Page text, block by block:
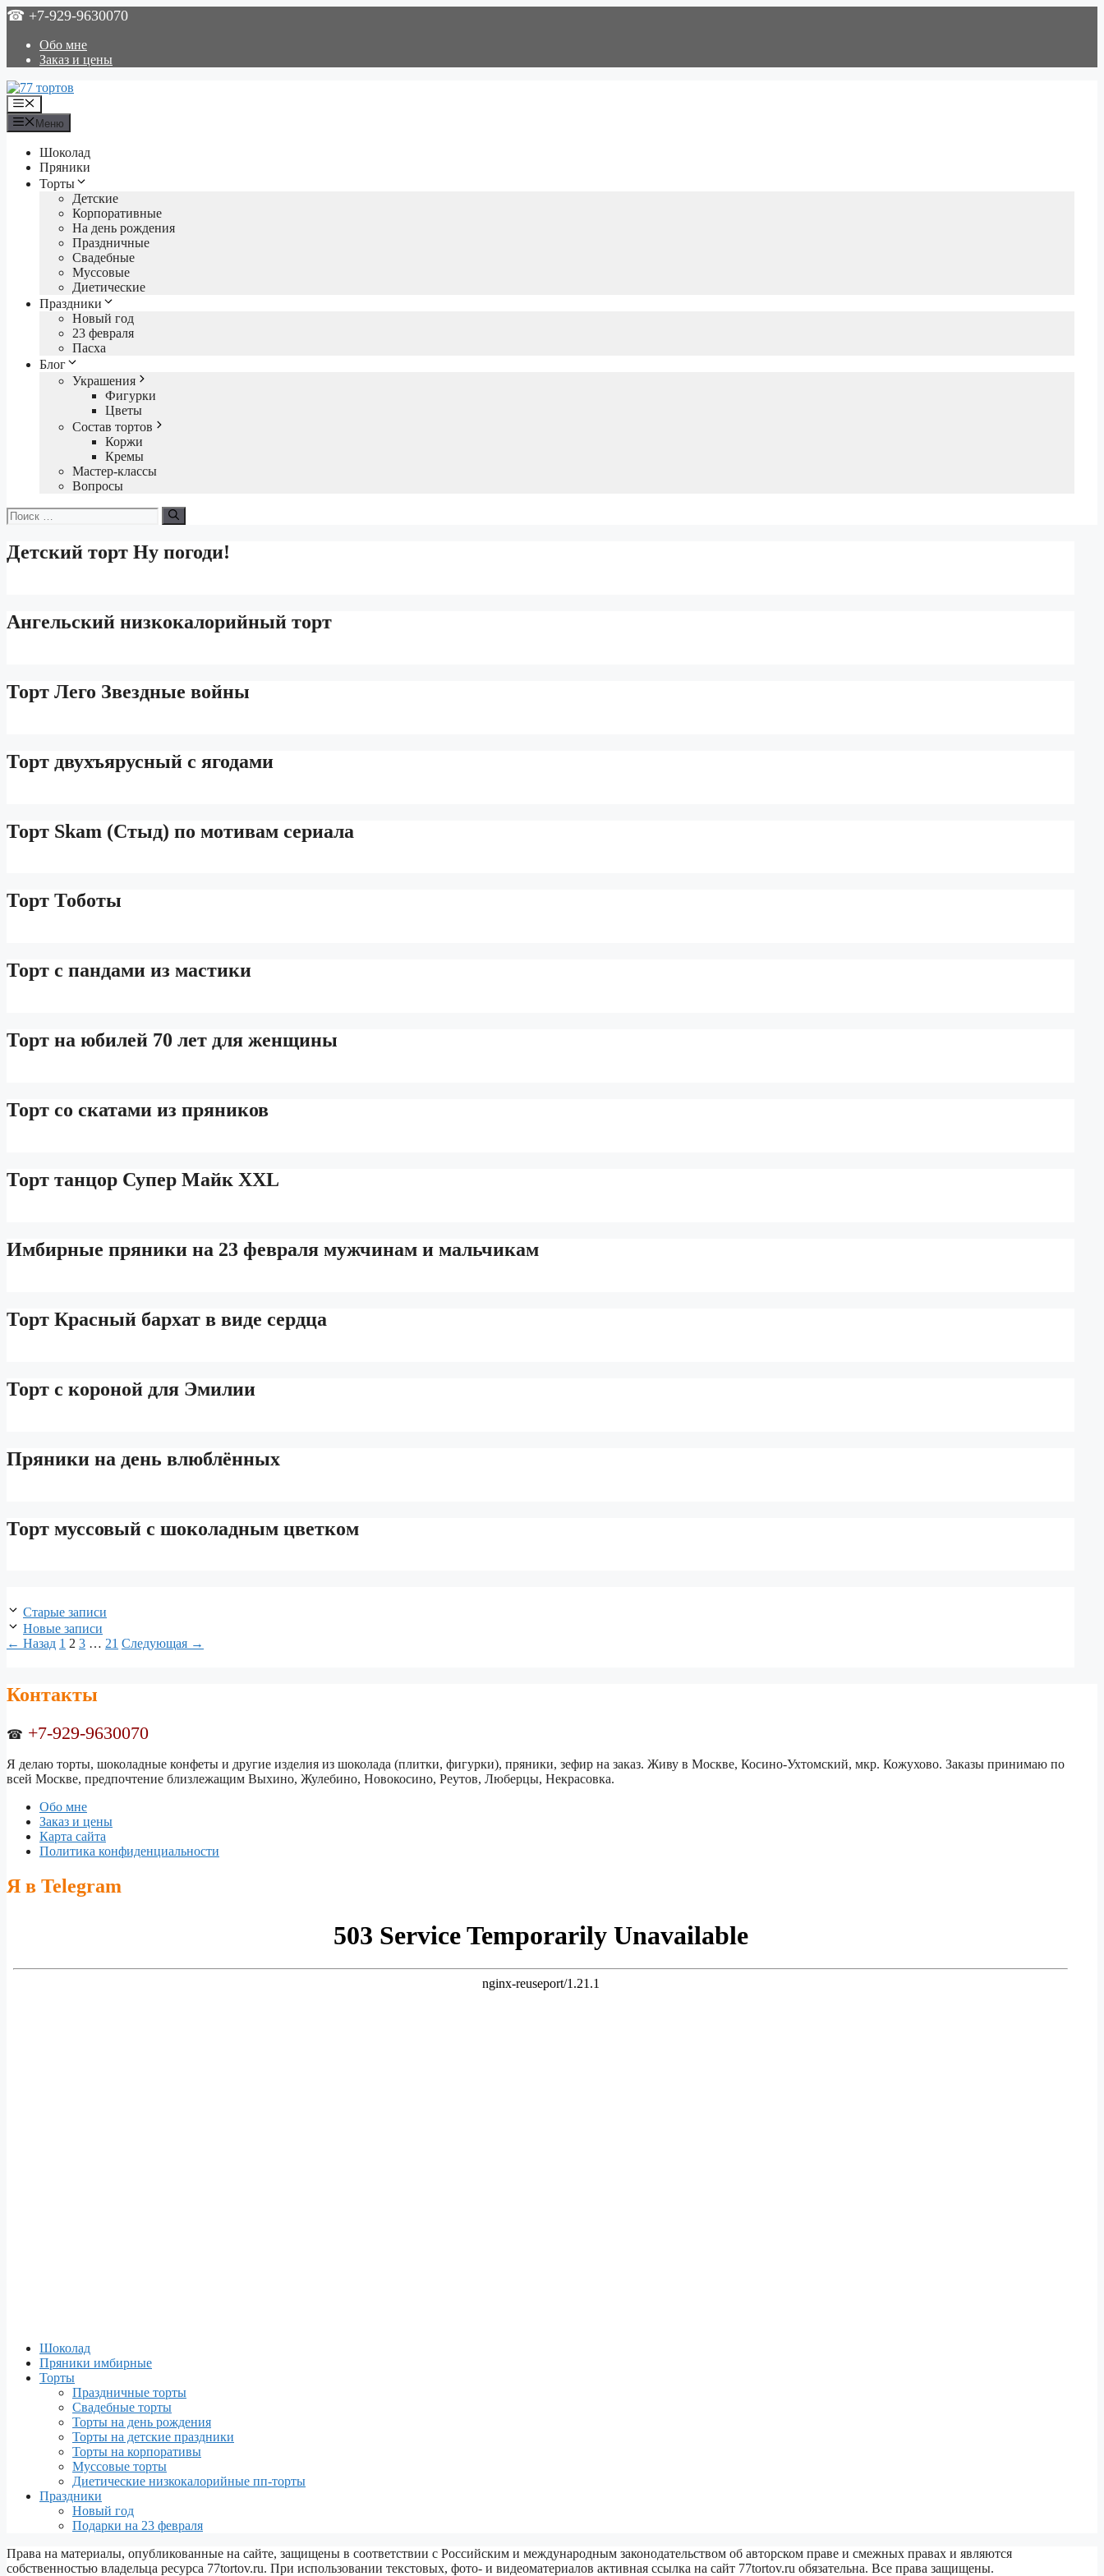
Перейти
содержимому
☎ +7-929-9630070
Обо мне
Заказ и цены
Меню
Меню
Шоколад
Пряники
Торты
Детские
Корпоративные
На день рождения
Праздничные
Свадебные
Муссовые
Диетические
Праздники
Новый год
23 февраля
Пасха
Блог
Украшения
Фигурки
Цветы
Состав тортов
Коржи
Кремы
Мастер-классы
Вопросы
Поиск:
Детский торт Ну погоди!
Ангельский низкокалорийный торт
Торт Лего Звездные войны
Торт двухъярусный с ягодами
Торт Skam (Стыд) по мотивам сериала
Торт Тоботы
Торт с пандами из мастики
Торт на юбилей 70 лет для женщины
Торт со скатами из пряников
Торт танцор Супер Майк XXL
Имбирные пряники на 23 февраля мужчинам и мальчикам
Торт Красный бархат в виде сердца
Торт с короной для Эмилии
Пряники на день влюблённых
Торт муссовый с шоколадным цветком
Навигация
записи
Старые записи
Новые записи
← Назад Страница
1 Страница
2 Страница
3 … Страница
21 Следующая →
Контакты
☎ +7-929-9630070
Я делаю торты, шоколадные конфеты и другие изделия из шоколада (плитки, фигурки), пряники, зефир на заказ. Живу в Москве, Косино-Ухтомский, мкр. Кожухово. Заказы принимаю по
всей Москве, предпочтение близлежащим Выхино, Жулебино, Новокосино, Реутов, Люберцы, Некрасовка.
Обо мне
Заказ и цены
Карта сайта
Политика конфиденциальности
Я в Telegram
Шоколад
Пряники имбирные
Торты
Праздничные торты
Свадебные торты
Торты на день рождения
Торты на детские праздники
Торты на корпоративы
Муссовые торты
Диетические низкокалорийные пп-торты
Праздники
Новый год
Подарки на 23 февраля
Права на материалы, опубликованные на сайте, защищены в соответствии с Российским и международным законодательством об авторском праве и смежных правах и являются
собственностью владельца ресурса 77tortov.ru. При использовании текстовых, фото- и видеоматериалов активная ссылка на сайт 77tortov.ru обязательна. Все права защищены.